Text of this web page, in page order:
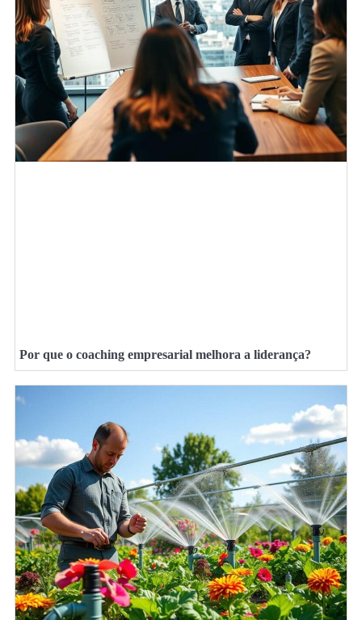
Por que o coaching empresarial melhora a liderança?